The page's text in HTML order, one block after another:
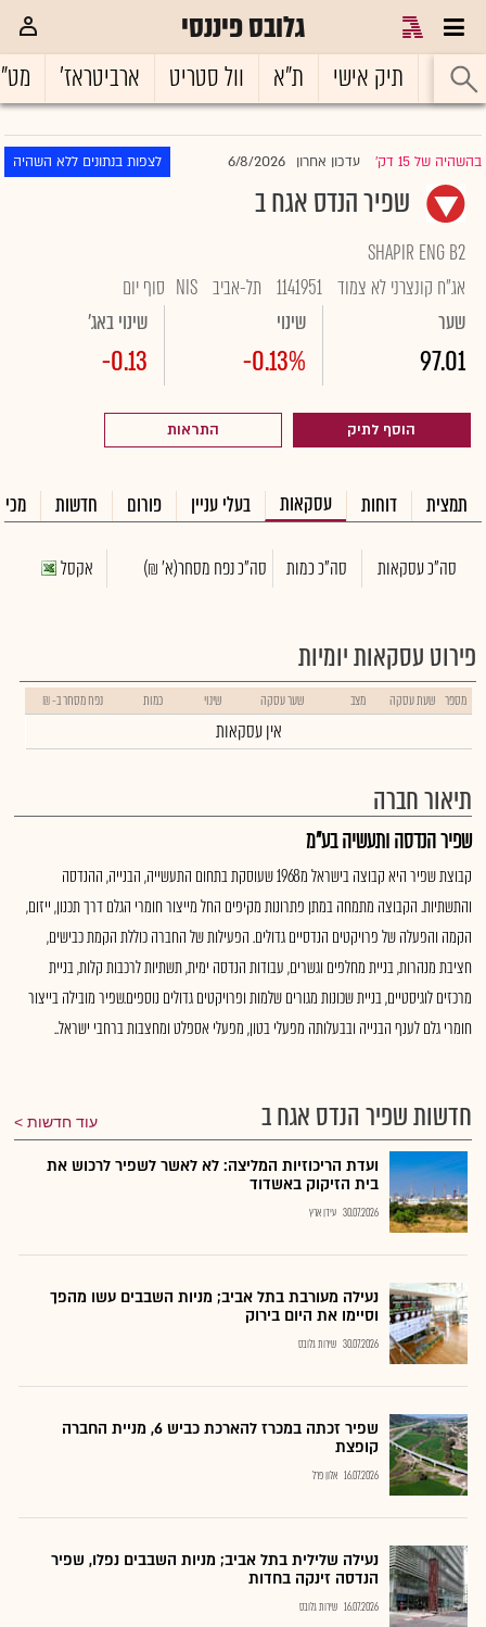
גלובס פיננסי
ראשי תיק אישי ת"א וול סטריט ארביטראז'
בהשהיה של 15 דק' |עדכון אחרון 6/8/2026 לצפות בנתונים ללא השהיה
שפיר הנדס אגח ב
SHAPIR ENG B2
אג"ח קונצרני לא צמוד 1141951 תל-אביב NIS סוף יום
שער
97.01
שינוי
-0.13%
שינוי באג'
-0.13
הוסף לתיק התראות
תמצית דוחות עסקאות בעלי עניין פורום חדשות
סה"כ עסקאות סה"כ כמות סה"כ נפח מסחר(א' ₪) אקסל
פירוט עסקאות יומיות
מספר שעת עסקה מצב שער עסקה שינוי כמות נפח מסחר ב- ₪
אין עסקאות
תיאור חברה
שפיר הנדסה ותעשיה בע"מ
קבוצת שפיר היא קבוצה בישראל מ1968 שעוסקת בתחום התעשייה, הבנייה, ההנדסה
והתשתיות. הקבוצה מתמחה במתן פתרונות מקיפים החל מייצור חומרי הגלם דרך תכנון, ייזום,
הקמה והפעלה של פרויקטים הנדסיים גדולים. הפעילות של החברה כוללת הקמת כבישים,
חציבת מנהרות, בניית מחלפים וגשרים, עבודות הנדסה ימית, תשתיות לרכבות קלות, בניית
מרכזים לוגיסטיים, בניית שכונות מגורים שלמות ופרויקטים גדולים נוספים.שפיר מובילה בייצור
חומרי גלם לענף הבנייה ובבעלותה מפעלי בטון, מפעלי אספלט ומחצבות ברחבי ישראל..
חדשות שפיר הנדס אגח ב עוד חדשות
ועדת הריכוזיות המליצה: לא לאשר לשפיר לרכוש את
בית הזיקוק באשדוד
30.07.2026 עידן ארץ
נעילה מעורבת בתל אביב; מניות השבבים עשו מהפך
וסיימו את היום בירוק
30.07.2026 שירות גלובס
שפיר זכתה במכרז להארכת כביש 6, מניית החברה
קופצת
16.07.2026 אלון פרל
נעילה שלילית בתל אביב; מניות השבבים נפלו, שפיר
הנדסה זינקה בחדות
16.07.2026 שירות גלובס